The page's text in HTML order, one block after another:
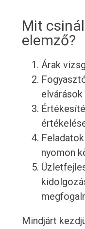
Mit
elemző?
Árak
nyomon
Mindjárt